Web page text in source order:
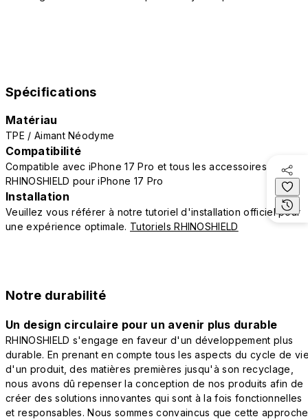
Spécifications
Matériau
TPE / Aimant Néodyme
Compatibilité
Compatible avec iPhone 17 Pro et tous les accessoires
RHINOSHIELD pour iPhone 17 Pro
Installation
Veuillez vous référer à notre tutoriel d'installation officiel pour
une expérience optimale. Tutoriels RHINOSHIELD
Notre durabilité
Un design circulaire pour un avenir plus durable
RHINOSHIELD s'engage en faveur d'un développement plus
durable. En prenant en compte tous les aspects du cycle de
d'un produit, des matières premières jusqu'à son recyclage,
nous avons dû repenser la conception de nos produits afin de
créer des solutions innovantes qui sont à la fois fonctionnelles
et responsables. Nous sommes convaincus que cette approche